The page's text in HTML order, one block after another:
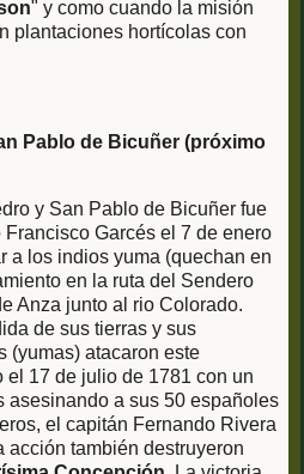
" y como cuando la misión
plantaciones hortícolas con
Pablo de Bicuñer (próximo
y San Pablo de Bicuñer fue
Garcés el 7 de enero
a los indios yuma (quechan en
en la ruta del Sendero
Anza junto al rio Colorado.
de sus tierras y sus
(yumas) atacaron este
el 17 de julio de 1781 con un
asesinando a sus 50 españoles
el capitán Fernando Rivera
acción también destruyeron